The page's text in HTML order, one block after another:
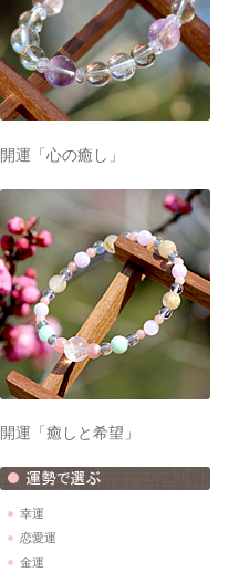
開運「心の癒し」
開運「癒しと希望」
幸運
恋愛運
金運